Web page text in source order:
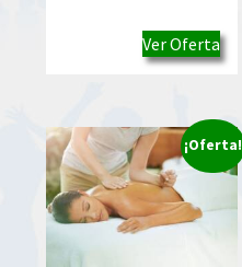
originalactual
39.00€.
Ver Oferta
¡Oferta!